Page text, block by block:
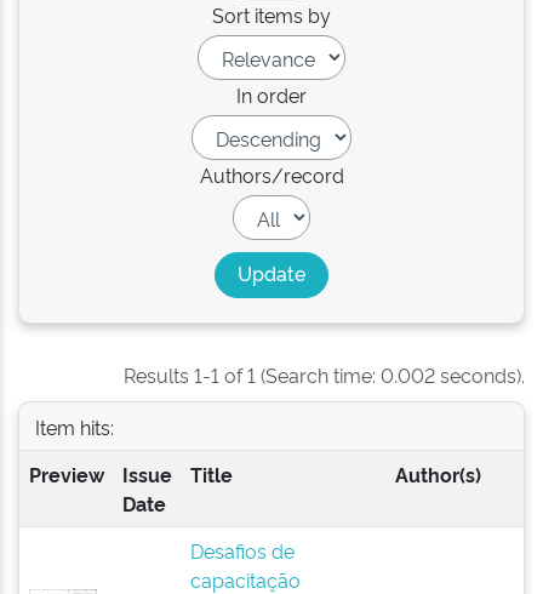
Sort items by
In order
Authors/record
Results 1-1 of 1 (Search time: 0.002 seconds).
Item hits:
Preview
Issue
Date
Title Author(s)
Desafios de
capacitação